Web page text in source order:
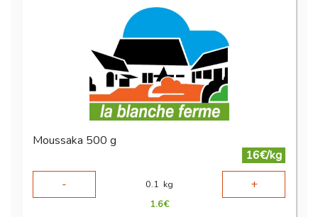
Moussaka 500 g
16€/kg
-
0.1 kg +
1.6€